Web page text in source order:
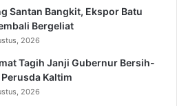
Santan Bangkit, Ekspor Batu
Bergeliat
2026
Tagih Janji Gubernur Bersih-
Kaltim
2026